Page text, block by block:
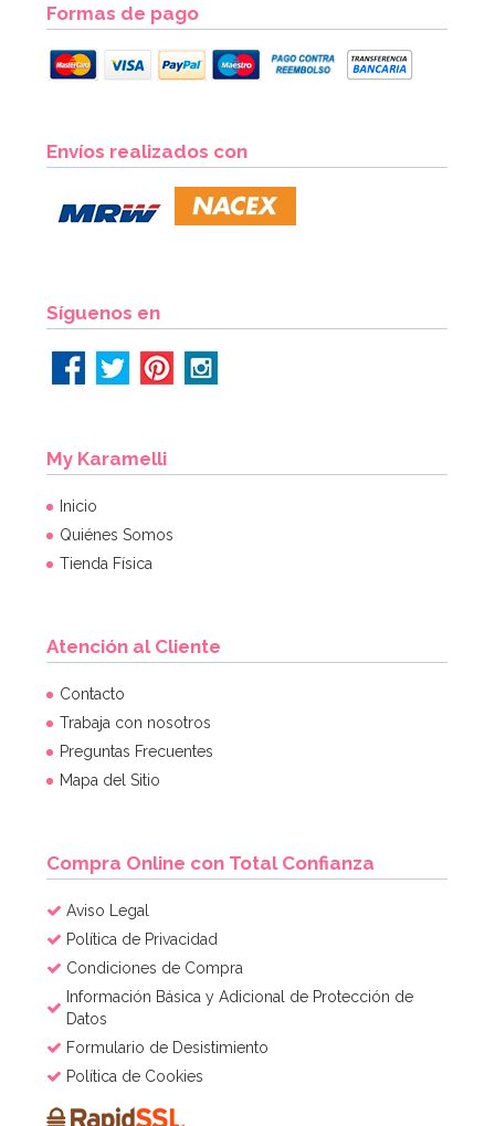
Formas de pago
Envíos realizados con
Síguenos en
My Karamelli
Inicio
Quiénes Somos
Tienda Física
Atención al Cliente
Contacto
Trabaja con nosotros
Preguntas Frecuentes
Mapa del Sitio
Compra Online con Total Confianza
Aviso Legal
Política de Privacidad
Condiciones de Compra
Información Básica y Adicional de Protección de
Datos
Formulario de Desistimiento
Política de Cookies